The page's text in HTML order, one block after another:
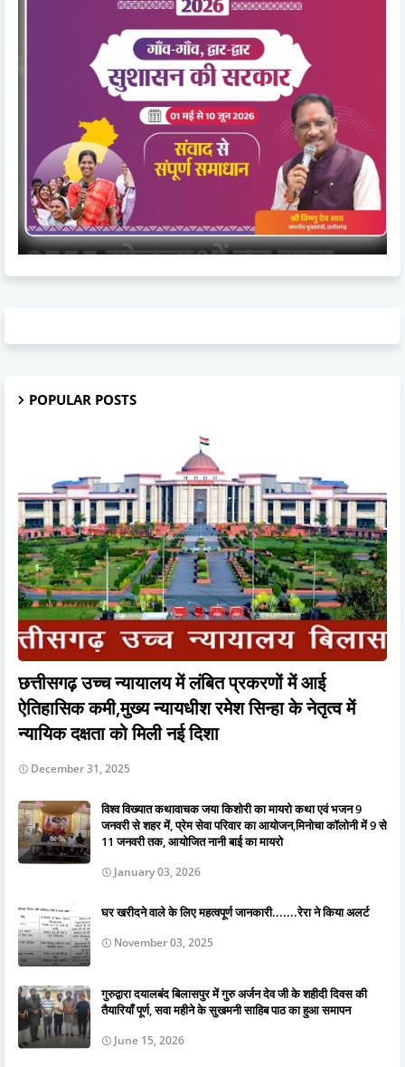
POPULAR POSTS
छत्तीसगढ़ उच्च न्यायालय में लंबित प्रकरणों में आई
ऐतिहासिक कमी,मुख्य न्यायधीश रमेश सिन्हा के नेतृत्व में
न्यायिक दक्षता को मिली नई दिशा
December 31, 2025
विश्व विख्यात कथावाचक जया किशोरी का मायरो कथा एवं भजन 9
जनवरी से शहर में, प्रेम सेवा परिवार का आयोजन,मिनोचा कॉलोनी में 9 से
11 जनवरी तक, आयोजित नानी बाई का मायरो
January 03, 2026
घर खरीदने वाले के लिए महत्वपूर्ण जानकारी.......रेरा ने किया अलर्ट
November 03, 2025
गुरुद्वारा दयालबंद बिलासपुर में गुरु अर्जन देव जी के शहीदी दिवस की
तैयारियाँ पूर्ण, सवा महीने के सुखमनी साहिब पाठ का हुआ समापन
June 15, 2026